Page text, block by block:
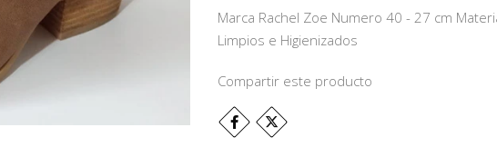
Marca Rachel Zoe Numero 40 - 27 cm
Limpios e Higienizados
Compartir este producto